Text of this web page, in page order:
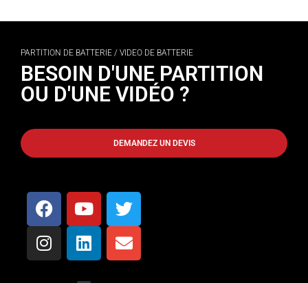
PARTITION DE BATTERIE / VIDEO DE BATTERIE
BESOIN D'UNE PARTITION
OU D'UNE VIDÉO ?
DEMANDEZ UN DEVIS